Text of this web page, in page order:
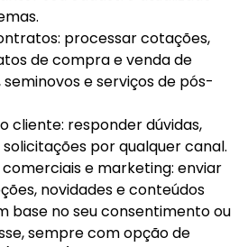
processar cotações,
de compra e venda de
e serviços de pós-
cliente: responder dúvidas,
por qualquer canal.
e marketing: enviar
novidades e conteúdos
base no seu consentimento ou
sempre com opção de